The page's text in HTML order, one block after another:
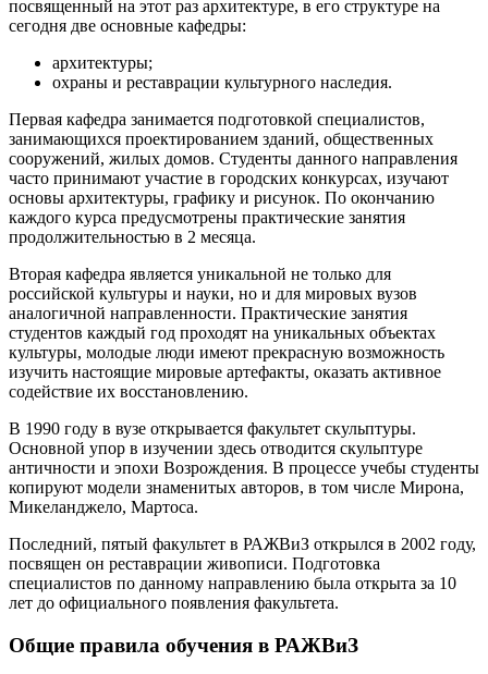
посвященный на этот раз архитектуре, в его структуре на
сегодня две основные кафедры:
архитектуры;
охраны и реставрации культурного наследия.
Первая кафедра занимается подготовкой специалистов,
занимающихся проектированием зданий, общественных
сооружений, жилых домов. Студенты данного направления
часто принимают участие в городских конкурсах, изучают
основы архитектуры, графику и рисунок. По окончанию
каждого курса предусмотрены практические занятия
продолжительностью в 2 месяца.
Вторая кафедра является уникальной не только для
российской культуры и науки, но и для мировых вузов
аналогичной направленности. Практические занятия
студентов каждый год проходят на уникальных объектах
культуры, молодые люди имеют прекрасную возможность
изучить настоящие мировые артефакты, оказать активное
содействие их восстановлению.
В 1990 году в вузе открывается факультет скульптуры.
Основной упор в изучении здесь отводится скульптуре
античности и эпохи Возрождения. В процессе учебы студенты
копируют модели знаменитых авторов, в том числе Мирона,
Микеланджело, Мартоса.
Последний, пятый факультет в РАЖВиЗ открылся в 2002 году,
посвящен он реставрации живописи. Подготовка
специалистов по данному направлению была открыта за 10
лет до официального появления факультета.
Общие правила обучения в РАЖВиЗ